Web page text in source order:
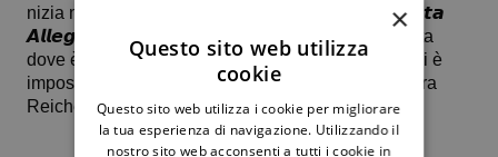
nizia nel migliore dei modi il percorso di 𝙀𝙡𝙞𝙨𝙖𝙗𝙚𝙩𝙩𝙖
𝘼𝙡𝙡𝙚𝙜𝙧𝙖 ai J30 sloveno sul rosso di Murska Sobota
dove è accreditata della terza testa di serie. “Lilli” si è
imposta per 6-2 6-1 nei confronti dell’austriaca Petra
Reichenbach.
×
Questo sito web utilizza
cookie
Questo sito web utilizza i cookie per migliorare
la tua esperienza di navigazione. Utilizzando il
nostro sito web acconsenti a tutti i cookie in